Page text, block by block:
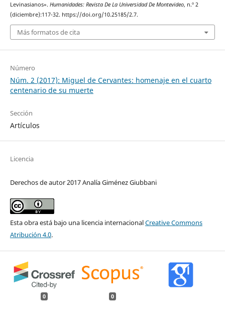
Levinasianos». Humanidades: Revista De La Universidad De Montevideo, n.º 2
(diciembre):117-32. https://doi.org/10.25185/2.7.
Más formatos de cita
Número
Núm. 2 (2017): Miguel de Cervantes: homenaje en el cuarto
centenario de su muerte
Sección
Artículos
Licencia
Derechos de autor 2017 Analía Giménez Giubbani
Esta obra está bajo una licencia internacionalCreative Commons
Atribución 4.0.
0 0